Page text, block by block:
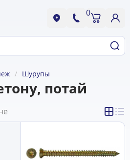
0
Шурупы
потай